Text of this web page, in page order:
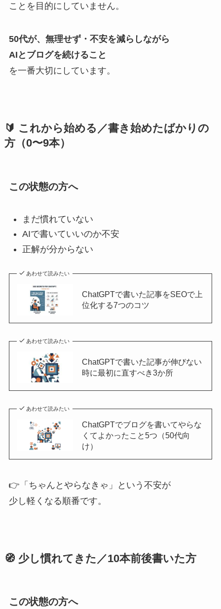
ことを目的にしていません。
50代が、無理せず・不安を減らしながら
AIとブログを続けること
を一番大切にしています。
🔰 これから始める／書き始めたばかりの
方（0〜9本）
この状態の方へ
まだ慣れていない
AIで書いていいのか不安
正解が分からない
あわせて読みたい
ChatGPTで書いた記事をSEOで上
位化する7つのコツ
あわせて読みたい
ChatGPTで書いた記事が伸びない
時に最初に直すべき3か所
あわせて読みたい
ChatGPTでブログを書いてやらな
くてよかったこと5つ（50代向
け）
👉「ちゃんとやらなきゃ」という不安が
少し軽くなる順番です。
🧭 少し慣れてきた／10本前後書いた方
この状態の方へ